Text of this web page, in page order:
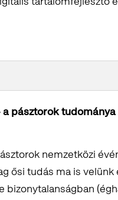
pásztorok tudománya
nemzetközi
ősi tudás ma is velünk